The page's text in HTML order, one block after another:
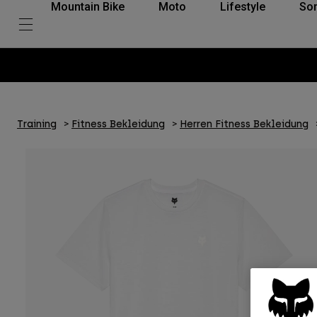
Mountain Bike Moto Lifestyle
Training Fitness Bekleidung Herren Fitness Bekleidung